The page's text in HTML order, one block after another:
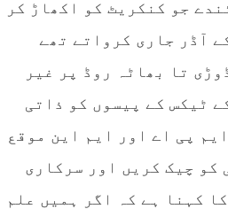
جو کنکریٹ کو اکھاڑ کر
آڈر جاری کرواتے تھے
تا بھاٹہ روڈ پر غیر
ٹیکس کے پیسوں کو ذاتی
پی اے اور ایم این موقع
کو چیک کریں اور سرکاری
کہنا ہے کہ اگر ہمیں علم